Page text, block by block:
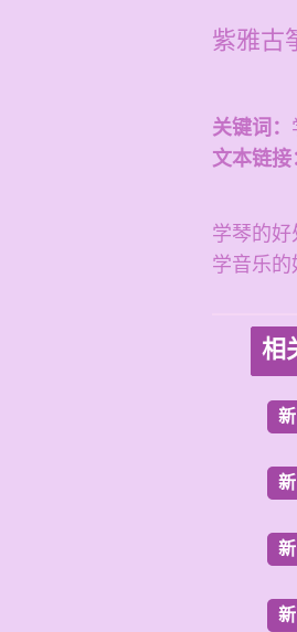
紫雅古
关键词：
文本链接
学琴的
学音乐
相
新
新
新
新